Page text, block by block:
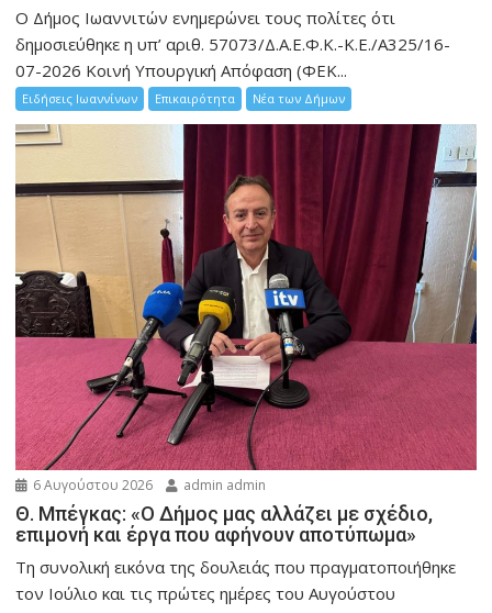
Ο Δήμος Ιωαννιτών ενημερώνει τους πολίτες ότι
δημοσιεύθηκε η υπ’ αριθ. 57073/Δ.Α.Ε.Φ.Κ.-Κ.Ε./Α325/16-
07-2026 Κοινή Υπουργική Απόφαση (ΦΕΚ...
Ειδήσεις Ιωαννίνων Επικαιρότητα Νέα των Δήμων
6 Αυγούστου 2026 admin admin
Θ. Μπέγκας: «Ο Δήμος μας αλλάζει με σχέδιο,
επιμονή και έργα που αφήνουν αποτύπωμα»
Τη συνολική εικόνα της δουλειάς που πραγματοποιήθηκε
τον Ιούλιο και τις πρώτες ημέρες του Αυγούστου